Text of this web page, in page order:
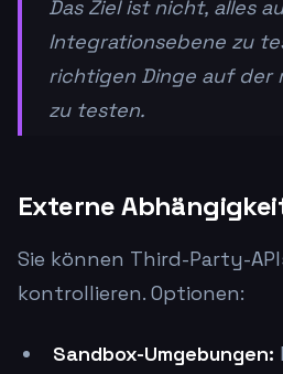
Das Ziel ist nicht, alles
Integrationsebene zu
richtigen Dinge auf der
zu testen.
Externe
Sie können Third-Party-
kontrollieren. Optionen:
Sandbox-Umgebungen: